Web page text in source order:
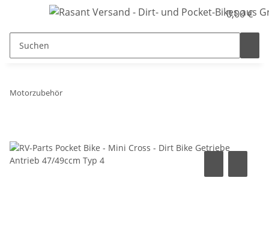
0,00 €
Motorzubehör